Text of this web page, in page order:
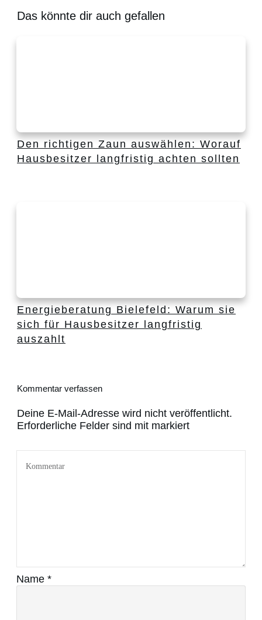
Das könnte dir auch gefallen
Den richtigen Zaun auswählen: Worauf
Hausbesitzer langfristig achten sollten
Energieberatung Bielefeld: Warum sie
sich für Hausbesitzer langfristig
auszahlt
Kommentar verfassen
Deine E-Mail-Adresse wird nicht veröffentlicht.
Erforderliche Felder sind mit markiert
Name *